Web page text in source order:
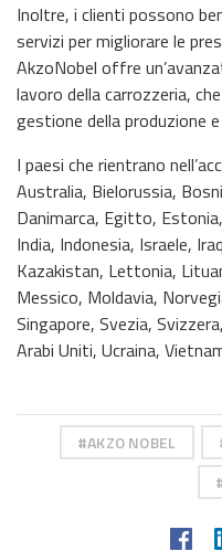
Inoltre, i clienti possono
servizi per migliorare le
AkzoNobel offre
lavoro della carrozzeria,
gestione della produzione
I paesi che rientrano
Australia, Bielorussia,
Danimarca, Egitto,
India, Indonesia, Israele,
Kazakistan, Lettonia,
Messico, Moldavia,
Singapore, Svezia,
Arabi Uniti, Ucraina,
AKZO NOBEL